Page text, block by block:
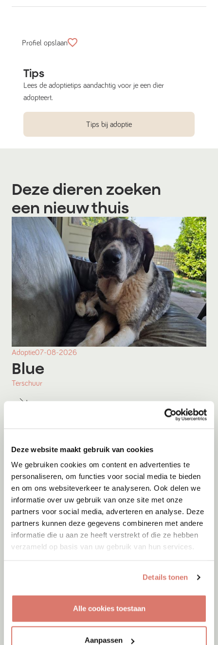
Deze website maakt gebruik van cookies
We gebruiken cookies om content en advertenties te
personaliseren, om functies voor social media te bieden
en om ons websiteverkeer te analyseren. Ook delen we
informatie over uw gebruik van onze site met onze
partners voor social media, adverteren en analyse. Deze
partners kunnen deze gegevens combineren met andere
informatie die u aan ze heeft verstrekt of die ze hebben
verzameld op basis van uw gebruik van hun services.
Details tonen
Alle cookies toestaan
Aanpassen
Profiel opslaan
Tips
Lees de adoptietips aandachtig voor je een dier
adopteert.
Tips bij adoptie
Deze dieren zoeken
een nieuw thuis
Adoptie07-08-2026
Blue
Terschuur
Adoptie07-08-2026
Amigo